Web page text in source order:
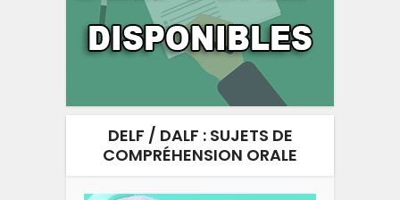
DELF / DALF : SUJETS DE
COMPRÉHENSION ORALE